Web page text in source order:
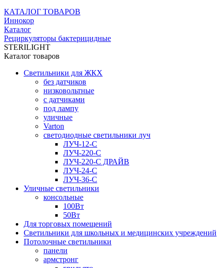
КАТАЛОГ ТОВАРОВ
Иннокор
Каталог
Рециркуляторы бактерицидные
STERILIGHT
Каталог товаров
Светильники для ЖКХ
без датчиков
низковольтные
с датчиками
под лампу
уличные
Varton
светодиодные светильники луч
ЛУЧ-12-С
ЛУЧ-220-С
ЛУЧ-220-С ДРАЙВ
ЛУЧ-24-С
ЛУЧ-36-С
Уличные светильники
консольные
100Вт
50Вт
Для торговых помещений
Светильники для школьных и медицинских учреждений
Потолочные светильники
панели
армстронг